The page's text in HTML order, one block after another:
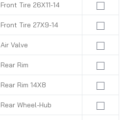
Front Tire 26X11-14
Front Tire 27X9-14
Air Valve
Rear Rim
Rear Rim 14X8
Rear Wheel-Hub